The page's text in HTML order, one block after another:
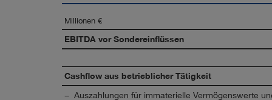
Millionen €
EBITDA vor Sondereinflüssen
Cashflow aus betrieblicher Tätigkeit
− Auszahlungen für immaterielle Vermögenswerte